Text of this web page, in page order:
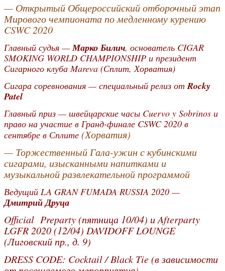
— Открытый Общероссийский отборочный этап
Мирового чемпионата по медленному курению
CSWC 2020
Главный судья —Марко Билич, основатель CIGAR
SMOKING WORLD CHAMPIONSHIP и президент
Сигарного клуба Mareva (Сплит, Хорватия)
Сигара соревнования — специальный релиз отRocky
Patel
Главный приз — швейцарские часы Cuervo y Sobrinos и
право на участие в Гранд-финале CSWC 2020 в
сентябре в Сплите (Хорватия)
— Торжественный Гала-ужин с кубинскими
сигарами, изысканными напитками и
музыкальной развлекательной программой
Ведущий LA GRAN FUMADA RUSSIA 2020 —
Дмитрий Друца
Official Preparty (пятница 10/04) и Afterparty
LGFR 2020 (12/04) DAVIDOFF LOUNGE
(Лиговский пр., д. 9)
DRESS CODE: Cocktail / Black Tie (в зависимости